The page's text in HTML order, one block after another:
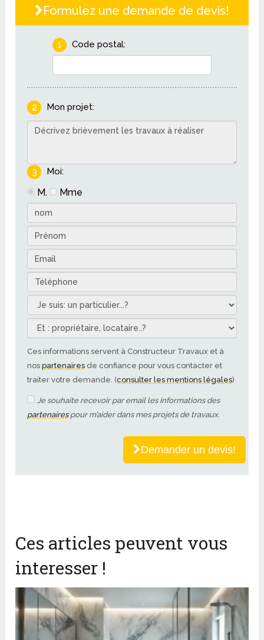
Formulez une demande de devis!
1 Code postal:
2 Mon projet:
3 Moi:
M. Mme
Ces informations servent à Constructeur Travaux et à
nospartenaires de confiance pour vous contacter et
traiter votre demande. (consulter les mentions légales)
Je souhaite recevoir par email les informations des
partenairespour m’aider dans mes projets de travaux.
Demander un devis!
Ces articles peuvent vous
interesser !